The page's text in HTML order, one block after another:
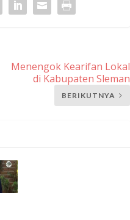
Menengok Kearifan Lokal
di Kabupaten Sleman
BERIKUTNYA